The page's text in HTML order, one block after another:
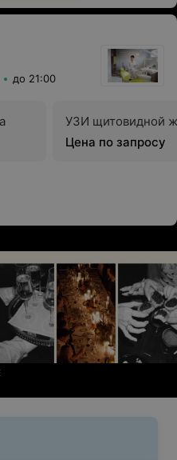
до 21:00
УЗИ щитовидной
Цена по запросу